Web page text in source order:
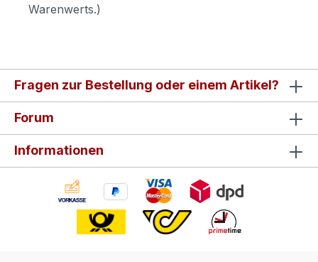
Warenwerts.)
Fragen zur Bestellung oder einem Artikel?
Forum
Informationen